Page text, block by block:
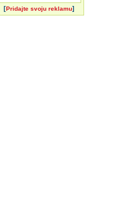
[Pridajte svoju reklamu]